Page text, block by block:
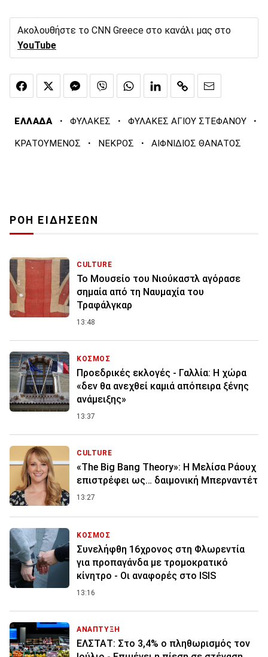
Ακολουθήστε το CNN Greece στο κανάλι μας στο
YouTube
ΕΛΛΑΔΑ · ΦΥΛΑΚΕΣ · ΦΥΛΑΚΕΣ ΑΓΙΟΥ ΣΤΕΦΑΝΟΥ ·
ΚΡΑΤΟΥΜΕΝΟΣ · ΝΕΚΡΟΣ · ΑΙΦΝΙΔΙΟΣ ΘΑΝΑΤΟΣ
ΡΟΗ ΕΙΔΗΣΕΩΝ
CULTURE
Το Μουσείο του Νιούκαστλ αγόρασε
σημαία από τη Ναυμαχία του
Τραφάλγκαρ
13:48
ΚΟΣΜΟΣ
Προεδρικές εκλογές - Γαλλία: Η χώρα
«δεν θα ανεχθεί καμιά απόπειρα ξένης
ανάμειξης»
13:37
CULTURE
«The Big Bang Theory»: Η Μελίσα Ράουχ
επιστρέφει ως… δαιμονική Μπερναντέτ
13:27
ΚΟΣΜΟΣ
Συνελήφθη 16χρονος στη Φλωρεντία
για προπαγάνδα με τρομοκρατικό
κίνητρο - Οι αναφορές στο ISIS
13:16
ΑΝΑΠΤΥΞΗ
ΕΛΣΤΑΤ: Στο 3,4% ο πληθωρισμός τον